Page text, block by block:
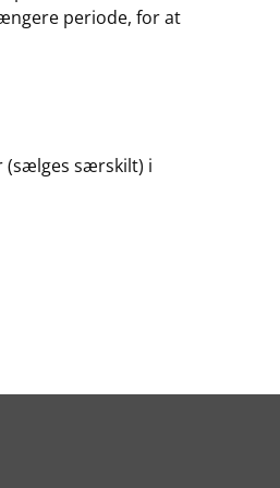
periode, for at
(sælges særskilt) i